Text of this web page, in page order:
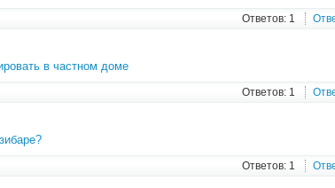
Ответов: 1
в частном доме
Ответов: 1
Ответов: 1